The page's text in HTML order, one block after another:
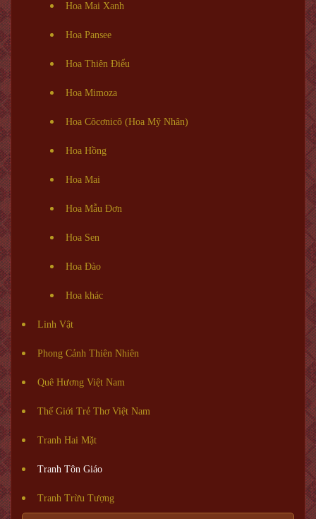
Hoa Mai Xanh
Hoa Pansee
Hoa Thiên Điểu
Hoa Mimoza
Hoa Côcơnicô (Hoa Mỹ Nhân)
Hoa Hồng
Hoa Mai
Hoa Mẫu Đơn
Hoa Sen
Hoa Đào
Hoa khác
Linh Vật
Phong Cảnh Thiên Nhiên
Quê Hương Việt Nam
Thế Giới Trẻ Thơ Việt Nam
Tranh Hai Mặt
Tranh Tôn Giáo
Tranh Trừu Tượng